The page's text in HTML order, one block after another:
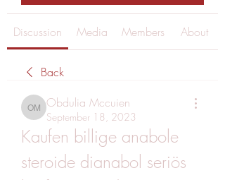
Discussion Media Members About
Back
Obdulia Mccuien
Obdulia Mccuien
September 18, 2023
Kaufen billige anabole
steroide dianabol seriös